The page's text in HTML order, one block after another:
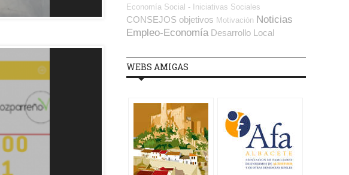
Economía Social - Iniciativas Sociales
CONSEJOS objetivos Motivación Noticias
Empleo-Economía Desarrollo Local
WEBS AMIGAS